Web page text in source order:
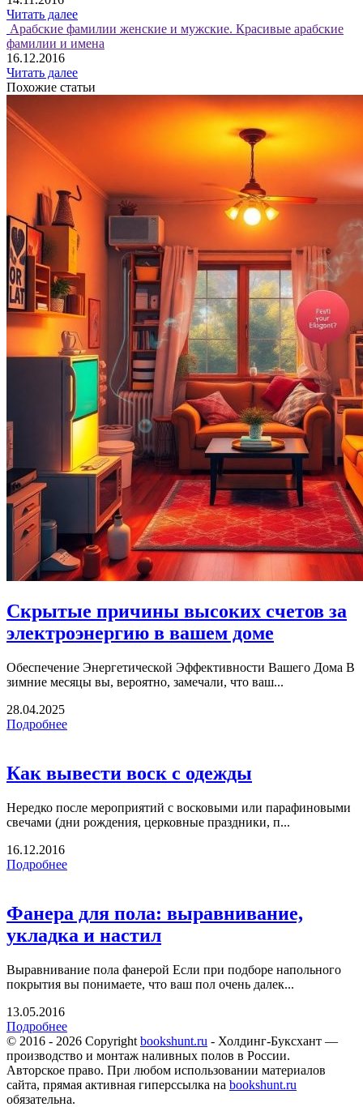
Читать далее
Арабские фамилии женские и мужские. Красивые арабские
фамилии и имена
16.12.2016
Читать далее
Похожие статьи
Скрытые причины высоких счетов за
электроэнергию в вашем доме
Обеспечение Энергетической Эффективности Вашего Дома В
зимние месяцы вы, вероятно, замечали, что ваш...
28.04.2025
Подробнее
Как вывести воск с одежды
Нередко после мероприятий с восковыми или парафиновыми
свечами (дни рождения, церковные праздники, п...
16.12.2016
Подробнее
Фанера для пола: выравнивание,
укладка и настил
Выравнивание пола фанерой Если при подборе напольного
покрытия вы понимаете, что ваш пол очень далек...
13.05.2016
Подробнее
© 2016 - 2026 Copyright bookshunt.ru - Холдинг-Буксхант —
производство и монтаж наливных полов в России.
Авторское право. При любом использовании материалов
сайта, прямая активная гиперссылка на bookshunt.ru
обязательна.